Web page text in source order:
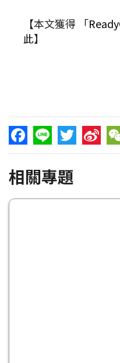
【本文獲得 「
此】
Facebook
Line TwitterSina
相關專題